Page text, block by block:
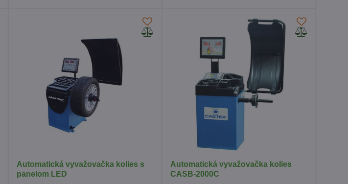
Automatická vyvažovačka kolies s
panelom LED
Automatická vyvažovačka kolies
CASB-2000C